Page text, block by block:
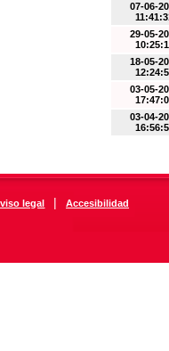
07-06-
29-05-
18-05-
03-05-
03-04-
legal | Accesibilidad